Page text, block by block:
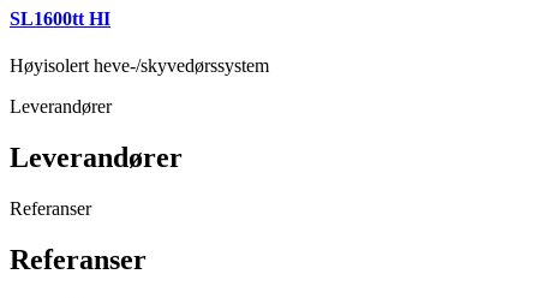
SL1600tt HI
Høyisolert heve-/skyvedørssystem
Leverandører
Leverandører
Referanser
Referanser